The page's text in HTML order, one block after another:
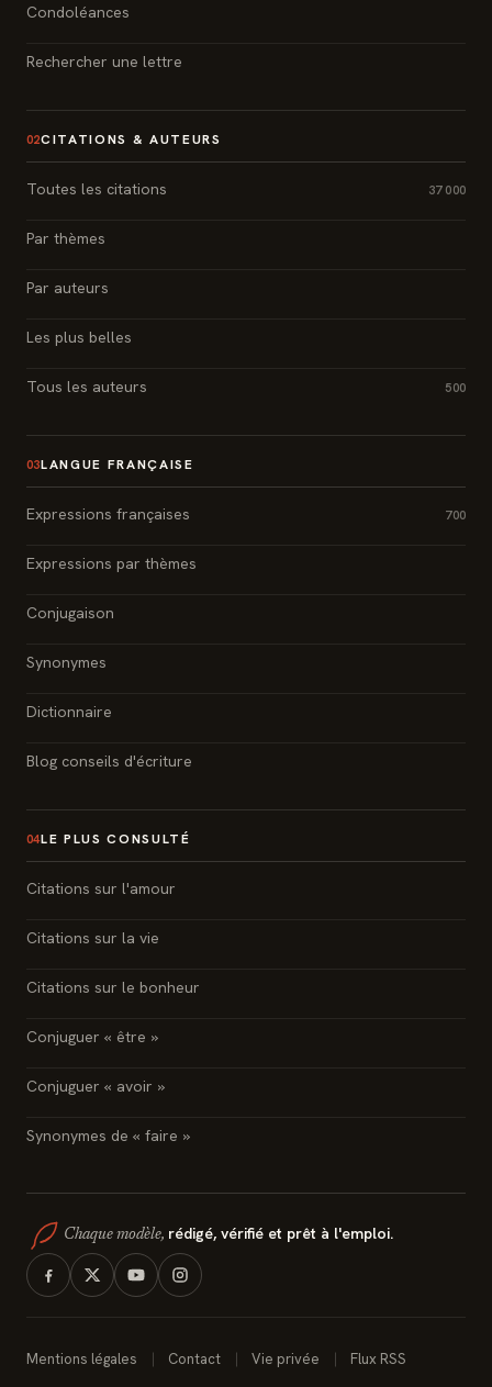
Condoléances
Rechercher une lettre
02CITATIONS & AUTEURS
Toutes les citations 37 000
Par thèmes
Par auteurs
Les plus belles
Tous les auteurs 500
03LANGUE FRANÇAISE
Expressions françaises 700
Expressions par thèmes
Conjugaison
Synonymes
Dictionnaire
Blog conseils d'écriture
04LE PLUS CONSULTÉ
Citations sur l'amour
Citations sur la vie
Citations sur le bonheur
Conjuguer « être »
Conjuguer « avoir »
Synonymes de « faire »
Chaque modèle, rédigé, vérifié et prêt à l'emploi.
Mentions légales Contact Vie privée Flux RSS